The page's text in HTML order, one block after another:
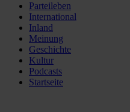
Parteileben
International
Inland
Meinung
Geschichte
Kultur
Podcasts
Startseite